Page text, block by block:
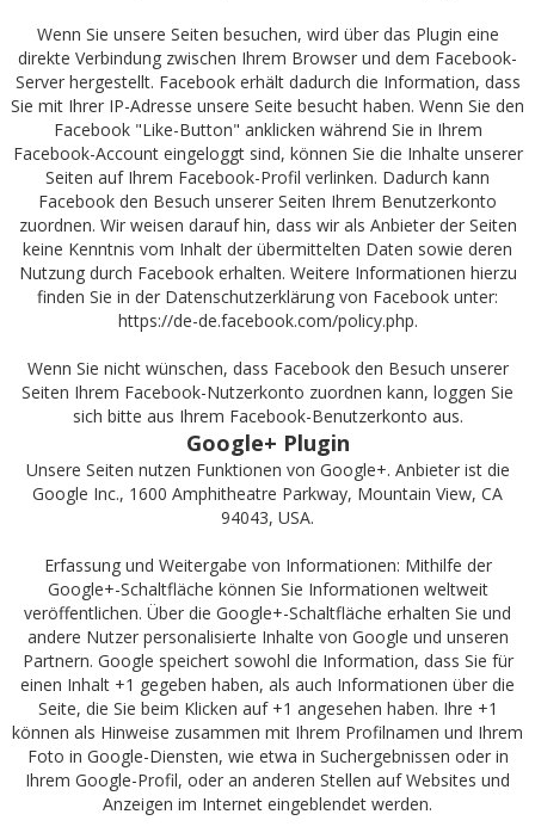
Wenn Sie unsere Seiten besuchen, wird über das Plugin eine
direkte Verbindung zwischen Ihrem Browser und dem Facebook-
Server hergestellt. Facebook erhält dadurch die Information, dass
Sie mit Ihrer IP-Adresse unsere Seite besucht haben. Wenn Sie den
Facebook "Like-Button" anklicken während Sie in Ihrem
Facebook-Account eingeloggt sind, können Sie die Inhalte unserer
Seiten auf Ihrem Facebook-Profil verlinken. Dadurch kann
Facebook den Besuch unserer Seiten Ihrem Benutzerkonto
zuordnen. Wir weisen darauf hin, dass wir als Anbieter der Seiten
keine Kenntnis vom Inhalt der übermittelten Daten sowie deren
Nutzung durch Facebook erhalten. Weitere Informationen hierzu
finden Sie in der Datenschutzerklärung von Facebook unter:
https://de-de.facebook.com/policy.php.
Wenn Sie nicht wünschen, dass Facebook den Besuch unserer
Seiten Ihrem Facebook-Nutzerkonto zuordnen kann, loggen Sie
sich bitte aus Ihrem Facebook-Benutzerkonto aus.
Google+ Plugin
Unsere Seiten nutzen Funktionen von Google+. Anbieter ist die
Google Inc., 1600 Amphitheatre Parkway, Mountain View, CA
94043, USA.
Erfassung und Weitergabe von Informationen: Mithilfe der
Google+-Schaltfläche können Sie Informationen weltweit
veröffentlichen. Über die Google+-Schaltfläche erhalten Sie und
andere Nutzer personalisierte Inhalte von Google und unseren
Partnern. Google speichert sowohl die Information, dass Sie für
einen Inhalt +1 gegeben haben, als auch Informationen über die
Seite, die Sie beim Klicken auf +1 angesehen haben. Ihre +1
können als Hinweise zusammen mit Ihrem Profilnamen und Ihrem
Foto in Google-Diensten, wie etwa in Suchergebnissen oder in
Ihrem Google-Profil, oder an anderen Stellen auf Websites und
Anzeigen im Internet eingeblendet werden.